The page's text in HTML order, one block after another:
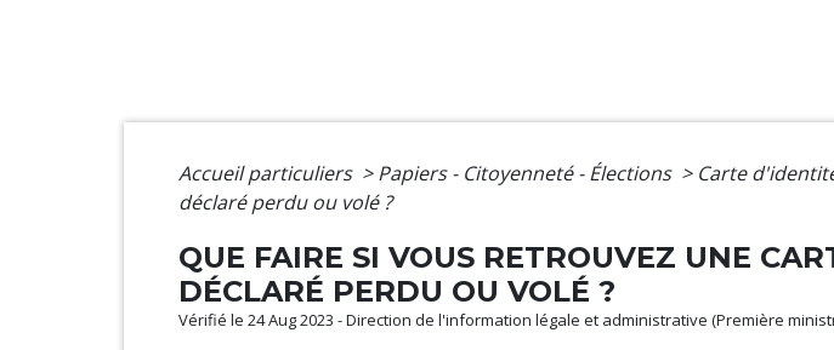
Accueil particuliers > Papiers - Citoyenneté - Élections > Carte
déclaré perdu ou volé ?
QUE FAIRE SI VOUS RETROUVEZ UNE
DÉCLARÉ PERDU OU VOLÉ ?
Vérifié le 24 Aug 2023 - Direction de l'information légale et administrative (Première